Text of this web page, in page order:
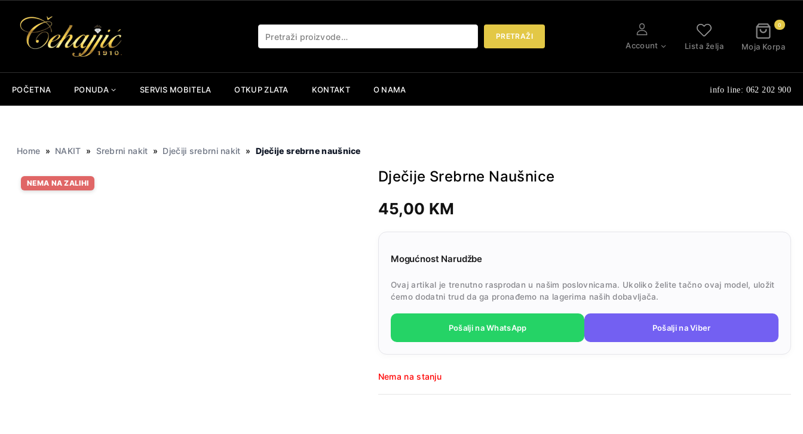
content
PRETRAŽI
Account Lista želja
0
Moja Korpa
POČETNA PONUDA SERVIS MOBITELA OTKUP ZLATA KONTAKT O NAMA info line: 062 202 900
Home » NAKIT » Srebrni nakit » Dječiji srebrni nakit » Dječije srebrne naušnice
NEMA NA ZALIHI Dječije Srebrne Naušnice
45,00 KM
Mogućnost Narudžbe
Ovaj artikal je trenutno rasprodan u našim poslovnicama. Ukoliko želite tačno ovaj model, uložit
ćemo dodatni trud da ga pronađemo na lagerima naših dobavljača.
Pošalji na WhatsApp Pošalji na Viber
Nema na stanju